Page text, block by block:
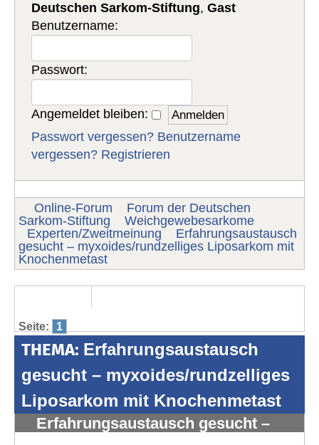
Deutschen Sarkom-Stiftung,Gast
Benutzername:
Passwort:
Angemeldet bleiben:
Passwort vergessen? Benutzername
vergessen? Registrieren
Online-Forum
Forum der Deutschen
Sarkom-Stiftung
Weichgewebesarkome
Experten/Zweitmeinung
Erfahrungsaustausch
gesucht – myxoides/rundzelliges Liposarkom mit
Knochenmetast
Seite: 1
THEMA: Erfahrungsaustausch
gesucht – myxoides/rundzelliges
Liposarkom mit Knochenmetast
Erfahrungsaustausch gesucht –